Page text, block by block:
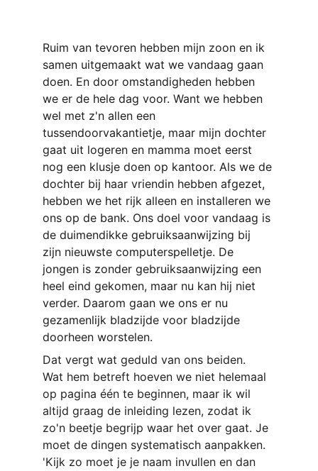
Ruim van tevoren hebben mijn zoon en ik
samen uitgemaakt wat we vandaag gaan
doen. En door omstandigheden hebben
we er de hele dag voor. Want we hebben
wel met z'n allen een
tussendoorvakantietje, maar mijn dochter
gaat uit logeren en mamma moet eerst
nog een klusje doen op kantoor. Als we de
dochter bij haar vriendin hebben afgezet,
hebben we het rijk alleen en installeren we
ons op de bank. Ons doel voor vandaag is
de duimendikke gebruiksaanwijzing bij
zijn nieuwste computerspelletje. De
jongen is zonder gebruiksaanwijzing een
heel eind gekomen, maar nu kan hij niet
verder. Daarom gaan we ons er nu
gezamenlijk bladzijde voor bladzijde
doorheen worstelen.
Dat vergt wat geduld van ons beiden.
Wat hem betreft hoeven we niet helemaal
op pagina één te beginnen, maar ik wil
altijd graag de inleiding lezen, zodat ik
zo'n beetje begrijp waar het over gaat. Je
moet de dingen systematisch aanpakken.
'Kijk zo moet je je naam invullen en dan